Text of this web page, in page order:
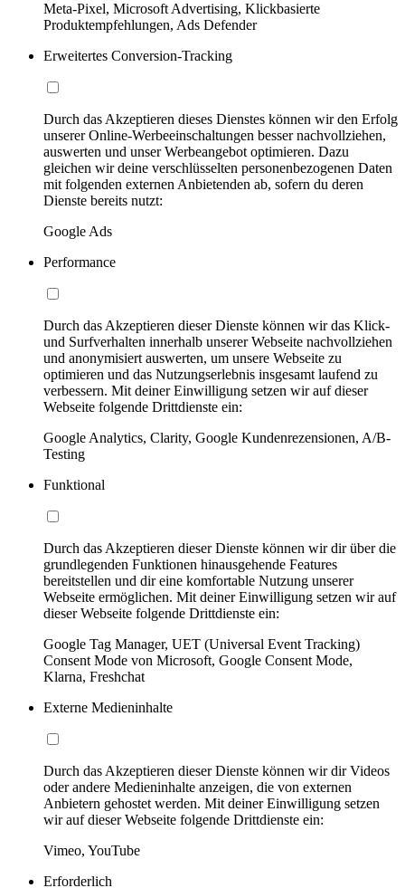
Meta-Pixel, Microsoft Advertising, Klickbasierte
Produktempfehlungen, Ads Defender
Erweitertes Conversion-Tracking
Durch das Akzeptieren dieses Dienstes können wir den Erfolg
unserer Online-Werbeeinschaltungen besser nachvollziehen,
auswerten und unser Werbeangebot optimieren. Dazu
gleichen wir deine verschlüsselten personenbezogenen Daten
mit folgenden externen Anbietenden ab, sofern du deren
Dienste bereits nutzt:
Google Ads
Performance
Durch das Akzeptieren dieser Dienste können wir das Klick-
und Surfverhalten innerhalb unserer Webseite nachvollziehen
und anonymisiert auswerten, um unsere Webseite zu
optimieren und das Nutzungserlebnis insgesamt laufend zu
verbessern. Mit deiner Einwilligung setzen wir auf dieser
Webseite folgende Drittdienste ein:
Google Analytics, Clarity, Google Kundenrezensionen, A/B-
Testing
Funktional
Durch das Akzeptieren dieser Dienste können wir dir über die
grundlegenden Funktionen hinausgehende Features
bereitstellen und dir eine komfortable Nutzung unserer
Webseite ermöglichen. Mit deiner Einwilligung setzen wir auf
dieser Webseite folgende Drittdienste ein:
Google Tag Manager, UET (Universal Event Tracking)
Consent Mode von Microsoft, Google Consent Mode,
Klarna, Freshchat
Externe Medieninhalte
Durch das Akzeptieren dieser Dienste können wir dir Videos
oder andere Medieninhalte anzeigen, die von externen
Anbietern gehostet werden. Mit deiner Einwilligung setzen
wir auf dieser Webseite folgende Drittdienste ein:
Vimeo, YouTube
Erforderlich